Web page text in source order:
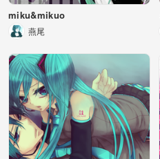
miku&mikuo
燕尾